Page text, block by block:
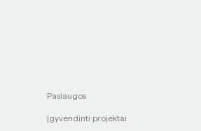
Paslaugos
Įgyvendinti projektai